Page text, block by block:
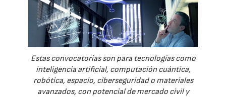
Estas convocatorias son para tecnologías como
inteligencia artificial, computación cuántica,
robótica, espacio, ciberseguridad o materiales
avanzados, con potencial de mercado civil y